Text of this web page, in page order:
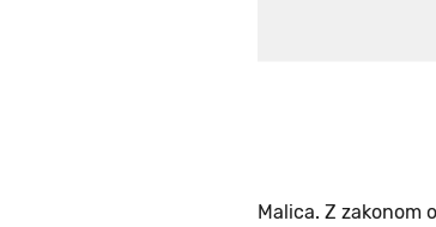
Malica. Z zakonom